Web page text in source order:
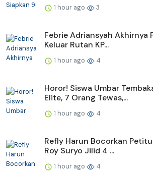
1 hour ago 3
Febrie Adriansyah Akhirnya
Keluar Rutan KP...
1 hour ago 4
Horor! Siswa Umbar
Elite, 7 Orang Tewas,...
1 hour ago 4
Refly Harun Bocorkan
Roy Suryo Jilid 4 ...
1 hour ago 4